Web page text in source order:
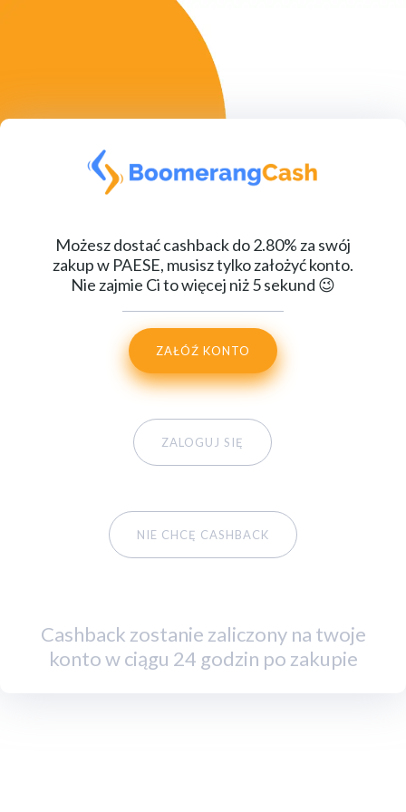
Możesz dostać cashback do 2.80% za swój
zakup w PAESE, musisz tylko założyć konto.
Nie zajmie Ci to więcej niż 5 sekund 😉
ZAŁÓŹ KONTO
ZALOGUJ SIĘ
NIE CHCĘ CASHBACK
Cashback zostanie zaliczony na twoje
konto w ciągu 24 godzin po zakupie